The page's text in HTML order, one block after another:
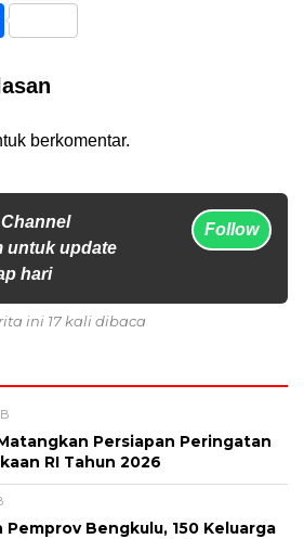
Share
berkomentar.
untuk update
hari
Follow
ini 17 kali dibaca
Persiapan Peringatan
RI Tahun 2026
Pemprov Bengkulu, 150 Keluarga